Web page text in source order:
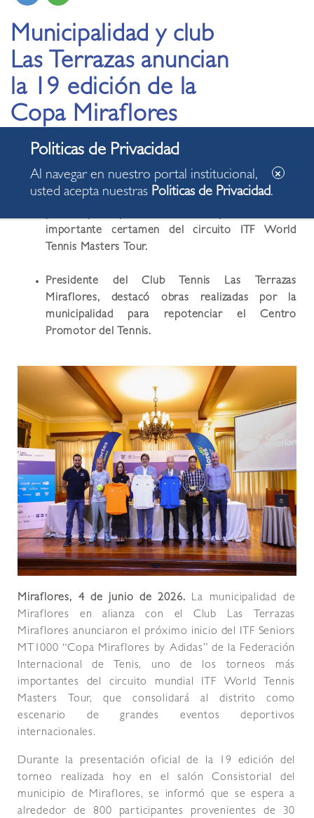
Municipalidad y club
Las Terrazas anuncian
la 19 edición de la
Copa Miraflores
04.06.2026
Alrededor de 800 deportistas provenientes de 30
importante certamen del circuito ITF World
Tennis Masters Tour.
Presidente del Club Tennis Las Terrazas
Miraflores, destacó obras realizadas por la
municipalidad para repotenciar el Centro
Promotor del Tennis.
Miraflores, 4 de junio de 2026. La municipalidad de
Miraflores en alianza con el Club Las Terrazas
Miraflores anunciaron el próximo inicio del ITF Seniors
MT1000 “Copa Miraflores by Adidas” de la Federación
Internacional de Tenis, uno de los torneos más
importantes del circuito mundial ITF World Tennis
Masters Tour, que consolidará al distrito como
escenario de grandes eventos deportivos
internacionales.
Durante la presentación oficial de la 19 edición del
torneo realizada hoy en el salón Consistorial del
municipio de Miraflores, se informó que se espera a
alrededor de 800 participantes provenientes de 30
Al navegar en nuestro portal institucional,
usted acepta nuestras Politicas de Privacidad.